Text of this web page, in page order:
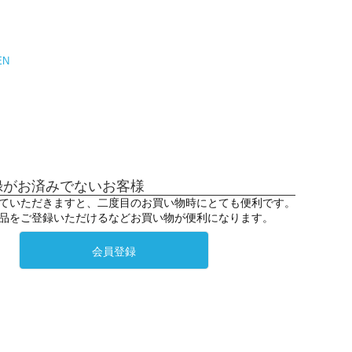
お済みでないお客様
いただきますと、二度目のお買い物時にとても便利です。
をご登録いただけるなどお買い物が便利になります。
会員登録